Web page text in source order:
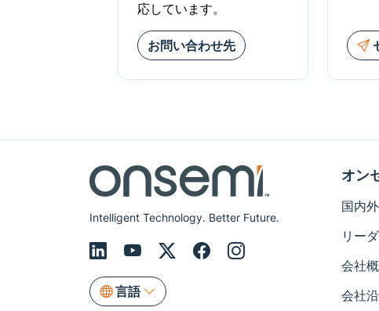
応しています。
お問い合わせ先
Intelligent Technology. Better Future.
言語
オン
国内
リー
会社
会社